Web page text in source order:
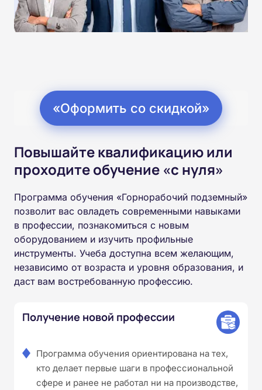
«Оформить со скидкой»
Повышайте квалификацию или
проходите обучение «с нуля»
Программа обучения «Горнорабочий подземный»
позволит вас овладеть современными навыками
в профессии, познакомиться с новым
оборудованием и изучить профильные
инструменты. Учеба доступна всем желающим,
независимо от возраста и уровня образования, и
даст вам востребованную профессию.
Получение новой профессии
Программа обучения ориентирована на тех,
кто делает первые шаги в профессиональной
сфере и ранее не работал ни на производстве,